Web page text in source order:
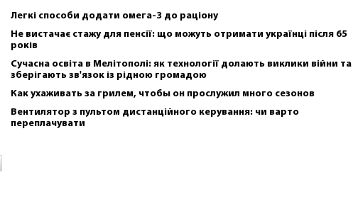
Легкі способи додати омега-3 до раціону
Не вистачає стажу для пенсії: що можуть отримати українці після 65
років
Сучасна освіта в Мелітополі: як технології долають виклики війни та
зберігають зв'язок із рідною громадою
Как ухаживать за грилем, чтобы он прослужил много сезонов
Вентилятор з пультом дистанційного керування: чи варто
переплачувати